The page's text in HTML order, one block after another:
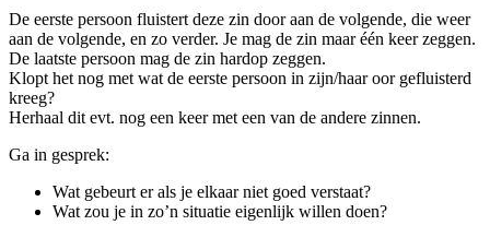
De eerste persoon fluistert deze zin door aan de volgende, die weer
aan de volgende, en zo verder. Je mag de zin maar één keer zeggen.
De laatste persoon mag de zin hardop zeggen.
Klopt het nog met wat de eerste persoon in zijn/haar oor gefluisterd
kreeg?
Herhaal dit evt. nog een keer met een van de andere zinnen.
Ga in gesprek:
Wat gebeurt er als je elkaar niet goed verstaat?
Wat zou je in zo’n situatie eigenlijk willen doen?